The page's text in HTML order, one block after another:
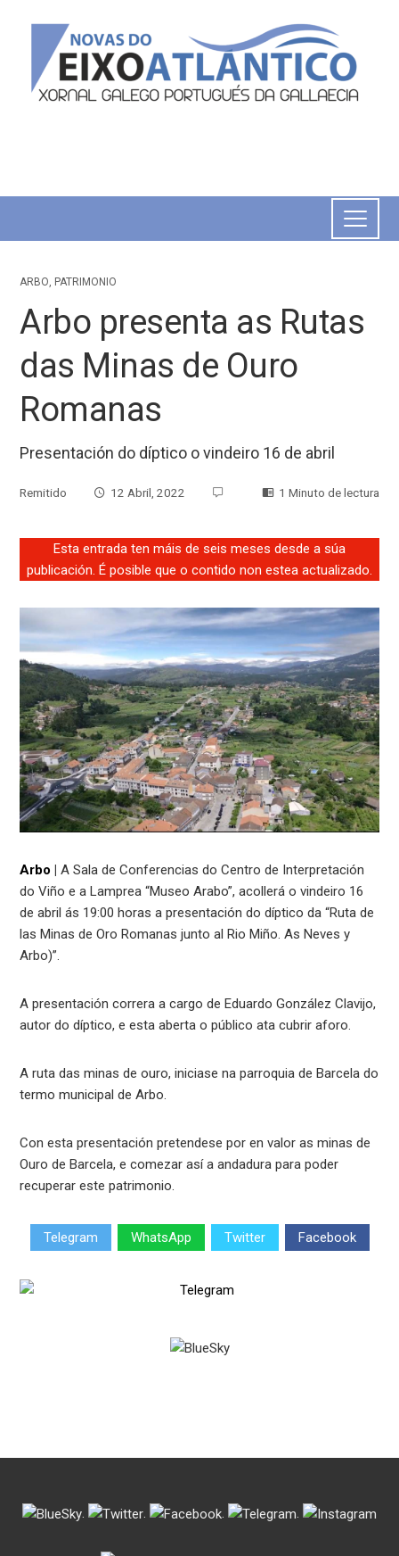
ARBO, PATRIMONIO
Arbo presenta as Rutas
das Minas de Ouro
Romanas
Presentación do díptico o vindeiro 16 de abril
Remitido 12 Abril, 2022 1 Minuto de lectura
Esta entrada ten máis de seis meses desde a súa
publicación. É posible que o contido non estea actualizado.
Arbo | A Sala de Conferencias do Centro de Interpretación
do Viño e a Lamprea “Museo Arabo”, acollerá o vindeiro 16
de abril ás 19:00 horas a presentación do díptico da “Ruta de
las Minas de Oro Romanas junto al Rio Miño. As Neves y
Arbo)”.
A presentación correra a cargo de Eduardo González Clavijo,
autor do díptico, e esta aberta o público ata cubrir aforo.
A ruta das minas de ouro, iniciase na parroquia de Barcela do
termo municipal de Arbo.
Con esta presentación pretendese por en valor as minas de
Ouro de Barcela, e comezar así a andadura para poder
recuperar este patrimonio.
Telegram WhatsApp Twitter Facebook
. . . .